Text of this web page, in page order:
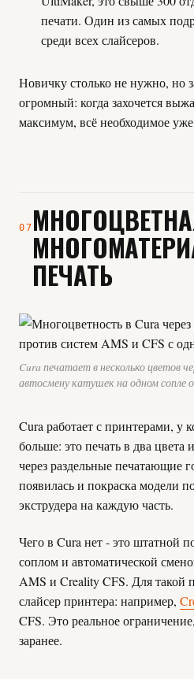
печати. Один из самых
среди всех слайсеров.
Новичку столько не нужно, но
огромный: когда захочется
максимум, всё необходимое
07
ПЕЧАТЬ
Cura печатает в несколько цветов
автосмену катушек на одном сопле
Cura работает с принтерами, у
больше: это печать в два цвета
через раздельные печатающие
появилась и покраска модели
экструдера на каждую часть.
Чего в Cura нет - это штатной
соплом и автоматической
AMS и Creality CFS. Для такой
слайсер принтера: например,
CFS. Это реальное
заранее.